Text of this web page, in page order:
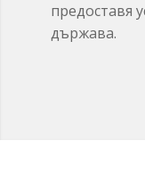
предоставя
държава.